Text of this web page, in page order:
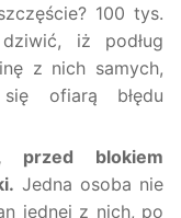
100 tys.
iż podług
z nich samych,
ofiarą błędu
przed blokiem
Jedna osoba nie
jednej z nich, po